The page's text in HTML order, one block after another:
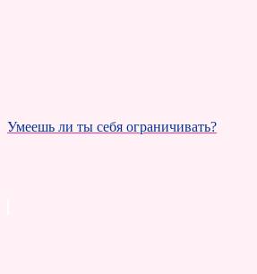
Умеешь ли ты себя ограничивать?